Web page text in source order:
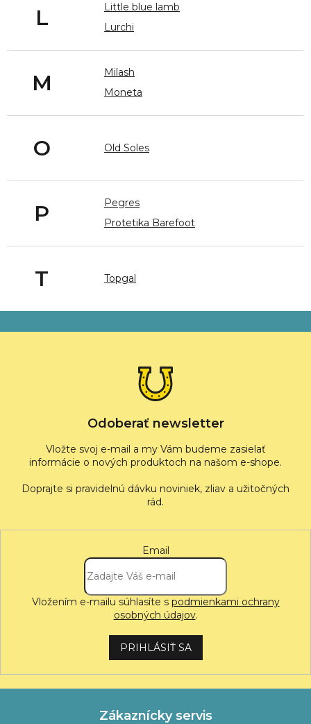
L
Little blue lamb
Lurchi
M
Milash
Moneta
O Old Soles
P
Pegres
Protetika Barefoot
T Topgal
á
Odoberať newsletter
Vložte svoj e-mail a my Vám budeme zasielať
informácie o nových produktoch na našom e-shope.
Email
Vložením e-mailu súhlasíte s podmienkami ochrany
osobných údajov.
PRIHLÁSIŤ SA
Zákaznícky servis